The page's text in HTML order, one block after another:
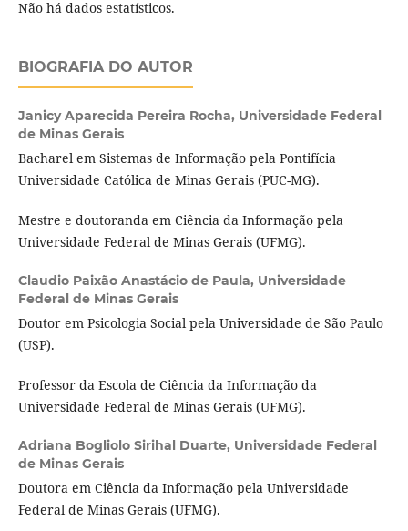
Não há dados estatísticos.
BIOGRAFIA DO AUTOR
Janicy Aparecida Pereira Rocha, Universidade Federal
de Minas Gerais
Bacharel em Sistemas de Informação pela Pontifícia
Universidade Católica de Minas Gerais (PUC-MG).
Mestre e doutoranda em Ciência da Informação pela
Universidade Federal de Minas Gerais (UFMG).
Claudio Paixão Anastácio de Paula, Universidade
Federal de Minas Gerais
Doutor em Psicologia Social pela Universidade de São Paulo
(USP).
Professor da Escola de Ciência da Informação da
Universidade Federal de Minas Gerais (UFMG).
Adriana Bogliolo Sirihal Duarte, Universidade Federal
de Minas Gerais
Doutora em Ciência da Informação pela Universidade
Federal de Minas Gerais (UFMG).